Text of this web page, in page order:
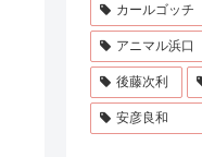
カールゴッチ
アニマル浜口
後藤次利
安彦良和